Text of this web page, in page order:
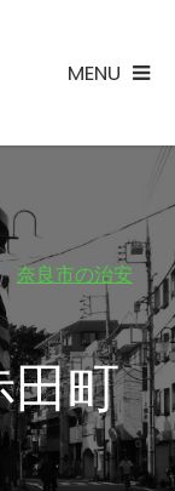
MENU
奈良市の治安
田町